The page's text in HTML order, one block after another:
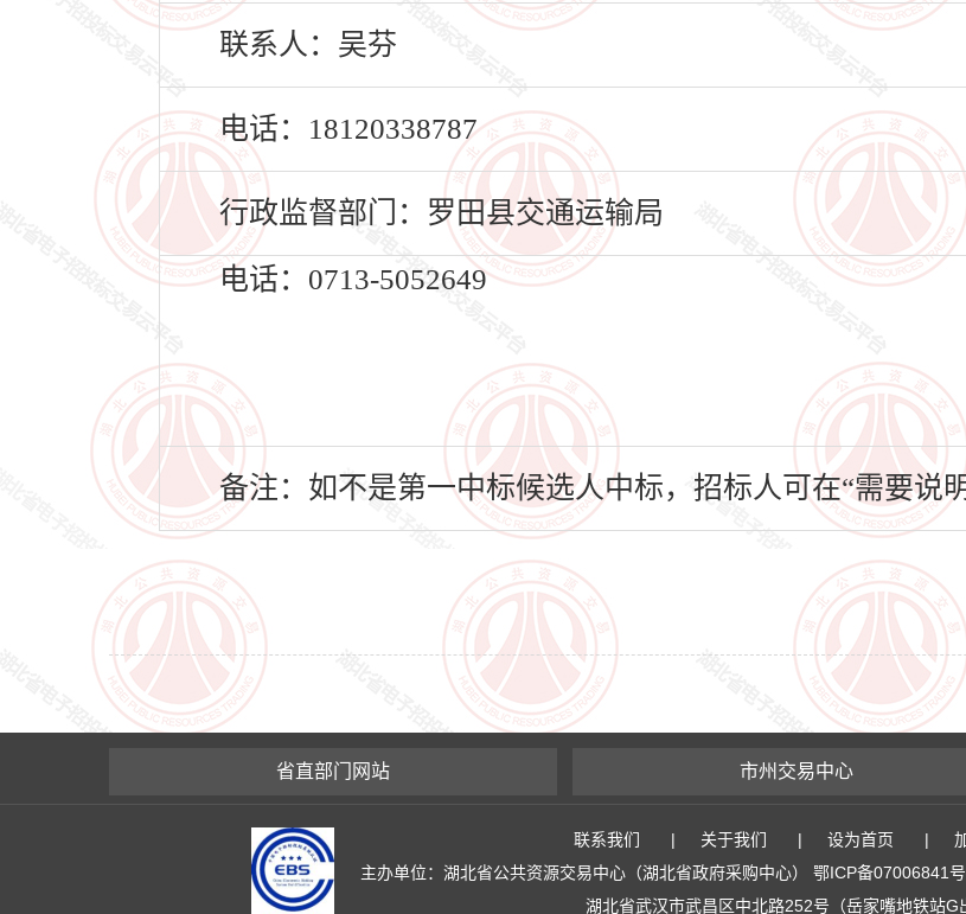
联系人：吴芬
电话：18120338787
行政监督部门：罗田县交通运输局
电话：0713-5052649
备注：如不是第一中标候选人中标，招标人可在“需要说
省直部门网站 市州交易中心
联系我们 | 关于我们 | 设为首页 |
主办单位：湖北省公共资源交易中心（湖北省政府采购中心） 鄂ICP备07006841
湖北省武汉市武昌区中北路252号（岳家嘴地铁站G